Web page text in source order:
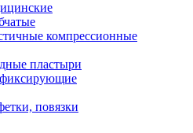
компрессионные
пластыри
повязки